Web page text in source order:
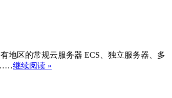
地区的常规云服务器 ECS、独立服务器、多
继续阅读 »